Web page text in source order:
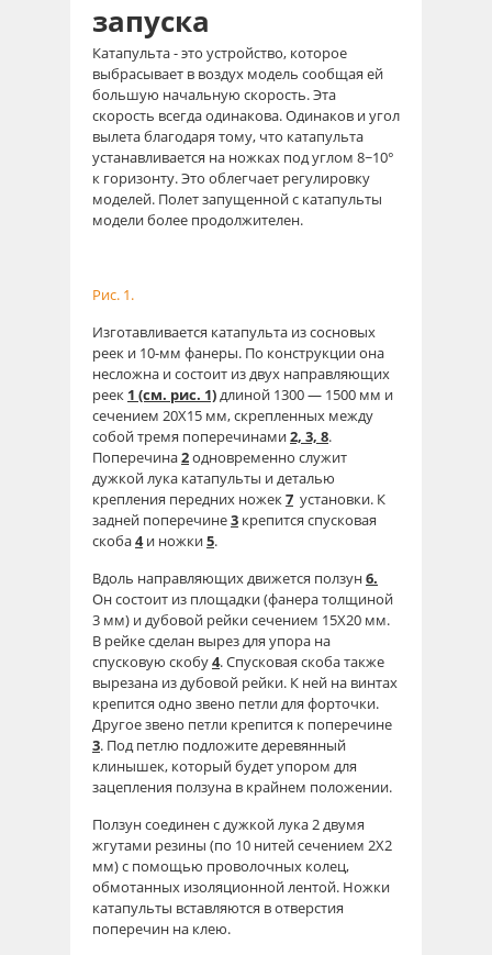
запуска
Катапульта - это устройство, которое
выбрасывает в воздух модель сообщая ей
большую начальную скорость. Эта
скорость всегда одинакова. Одинаков и угол
вылета благодаря тому, что катапульта
устанавливается на ножках под углом 8~10°
к горизонту. Это облегчает регулировку
моделей. Полет запущенной с катапульты
модели более продолжителен.
Рис. 1.
Изготавливается катапульта из сосновых
реек и 10-мм фанеры. По конструкции она
несложна и состоит из двух направляющих
реек 1 (см. рис. 1)длиной 1300 — 1500 мм и
сечением 20X15 мм, скрепленных между
собой тремя поперечинами2, 3, 8.
Поперечина2одновременно служит
дужкой лука катапульты и деталью
крепления передних ножек7 установки. К
задней поперечине3 крепится спусковая
скоба4и ножки5.
Вдоль направляющих движется ползун6.
Он состоит из площадки (фанера толщиной
3 мм) и дубовой рейки сечением 15X20 мм.
В рейке сделан вырез для упора на
спусковую скобу4. Спусковая скоба также
вырезана из дубовой рейки. К ней на винтах
крепится одно звено петли для форточки.
Другое звено петли крепится к поперечине
3. Под петлю подложите деревянный
клинышек, который будет упором для
зацепления ползуна в крайнем положении.
Ползун соединен с дужкой лука 2 двумя
жгутами резины (по 10 нитей сечением 2X2
мм) с помощью проволочных колец,
обмотанных изоляционной лентой. Ножки
катапульты вставляются в отверстия
поперечин на клею.